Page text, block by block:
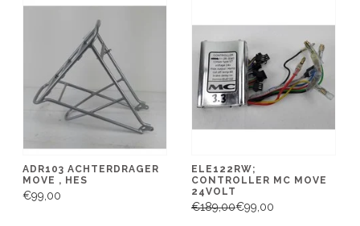
ADR103 ACHTERDRAGER
MOVE , HES
€99,00
ELE122RW;
CONTROLLER MC MOVE
24VOLT
€189,00€99,00